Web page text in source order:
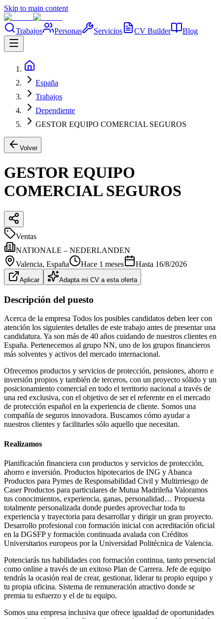
Skip to main content
Trabajos Personas Servicios CV Builder Blog
España
Trabajos
Dependiente
GESTOR EQUIPO COMERCIAL SEGUROS
Volver
GESTOR EQUIPO
COMERCIAL SEGUROS
Ventas
NATIONALE – NEDERLANDEN
Valencia, España Hace 1 meses Hasta 16/8/2026
Aplicar Adapta mi CV a esta oferta
Descripción del puesto
Acerca de la empresa Todos los posibles candidatos deben leer con
atención los siguientes detalles de este trabajo antes de presentar una
candidatura. Ya son más de 40 años cuidando de nuestros clientes en
España. Pertenecemos al grupo NN, uno de los grupos financieros
más solventes y activos del mercado internacional.
Ofrecemos productos y servicios de protección, pensiones, ahorro e
inversión propios y también de terceros, con un proyecto sólido y un
posicionamiento comercial en todo el territorio nacional a través de
una red exclusiva, con el objetivo de ser el referente en el mercado
de protección español en la experiencia de cliente. Somos una
compañía de seguros innovadora. Buscamos cómo ayudar a
nuestros clientes y facilitarles sólo aquello que necesitan.
Realizamos
Planificación financiera con productos y servicios de protección,
ahorro e inversión. Productos hipotecarios de ING y Abanca
Productos para Pymes de Responsabilidad Civil y Multirriesgo de
Caser Productos para particulares de Mutua Madrileña Valoramos
tus conocimientos, experiencia, ganas, personalidad… Propuesta
totalmente personalizada donde puedes aprovechar toda tu
experiencia y trayectoria para desarrollar y dirigir un gran proyecto.
Desarrollo profesional con formación inicial con acreditación oficial
en la DGSFP y formación continuada avalada con Créditos
Universitarios europeos por la Universidad Politécnica de Valencia.
Potenciarás tus habilidades con formación continua, tanto presencial
como online a través de un exitoso Plan de Carrera. Jefe de equipo
tendrás la ocasión real de crear, gestionar, liderar tu propio equipo y
tu propia oficina. Sistema de remuneración atractivo donde se
premia tu esfuerzo y el de tu equipo.
Somos una empresa inclusiva que ofrece igualdad de oportunidades